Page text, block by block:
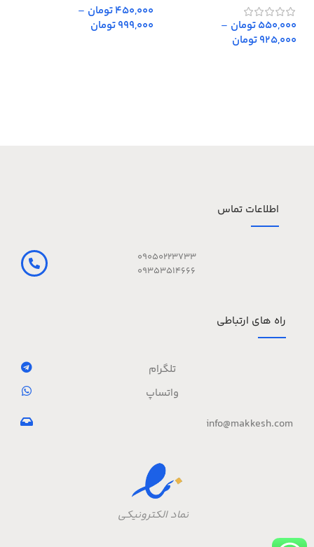
550,000 تومان
–
925,000 تومان
450,000 تومان
–
999,000 تومان
اطلاعات تماس
09050223733
09353514666
راه های ارتباطی
تلگرام
واتساپ
info@makkesh.com
نماد الکترونیکی